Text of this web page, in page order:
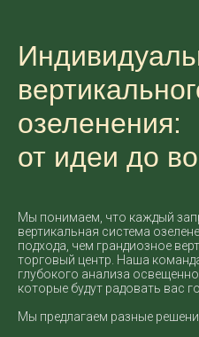
озеленения:
от идеи до
Мы понимаем, что каждый
вертикальная система
подхода, чем грандиозное
торговый центр. Наша
глубокого анализа
которые будут радовать вас
Мы предлагаем разные